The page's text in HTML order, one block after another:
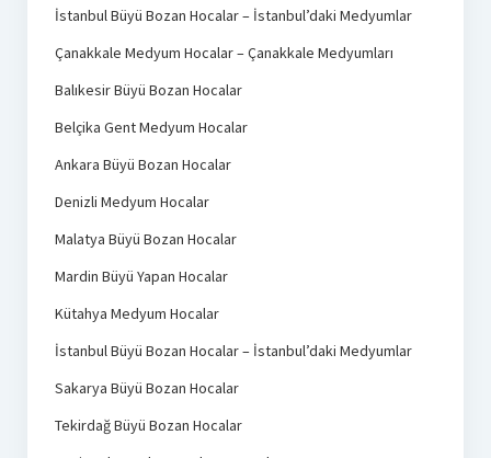
İstanbul Büyü Bozan Hocalar – İstanbul’daki Medyumlar
Çanakkale Medyum Hocalar – Çanakkale Medyumları
Balıkesir Büyü Bozan Hocalar
Belçika Gent Medyum Hocalar
Ankara Büyü Bozan Hocalar
Denizli Medyum Hocalar
Malatya Büyü Bozan Hocalar
Mardin Büyü Yapan Hocalar
Kütahya Medyum Hocalar
İstanbul Büyü Bozan Hocalar – İstanbul’daki Medyumlar
Sakarya Büyü Bozan Hocalar
Tekirdağ Büyü Bozan Hocalar